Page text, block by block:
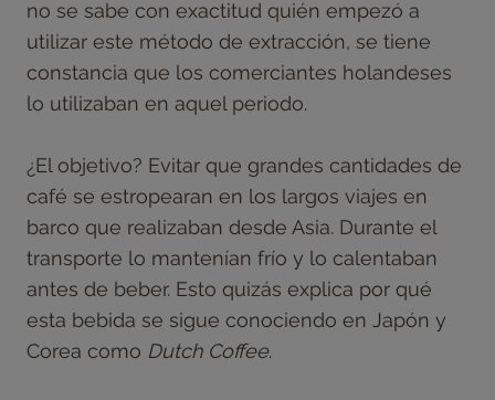
no se sabe con exactitud quién empezó a
utilizar este método de extracción, se tiene
constancia que los comerciantes holandeses
lo utilizaban en aquel periodo.
¿El objetivo? Evitar que grandes cantidades de
café se estropearan en los largos viajes en
barco que realizaban desde Asia. Durante el
transporte lo mantenían frío y lo calentaban
antes de beber. Esto quizás explica por qué
esta bebida se sigue conociendo en Japón y
Corea como Dutch Coffee.